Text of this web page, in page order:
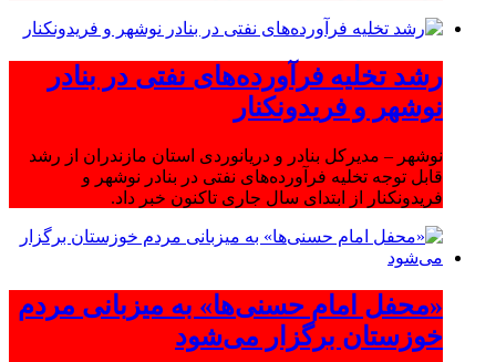
رشد تخلیه فرآورده‌های نفتی در بنادر
نوشهر و فریدونکنار
نوشهر – مدیرکل بنادر و دریانوردی استان مازندران از رشد
قابل توجه تخلیه فرآورده‌های نفتی در بنادر نوشهر و
فریدونکنار از ابتدای سال جاری تاکنون خبر داد.
«محفل امام حسنی‌ها» به میزبانی مردم
خوزستان برگزار می‌شود